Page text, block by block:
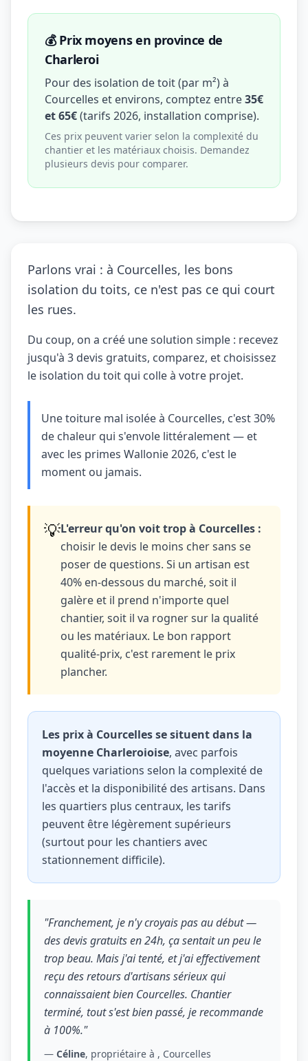
💰 Prix moyens en province de
Charleroi
Pour des isolation de toit (par m²) à
Courcelles et environs, comptez entre35€
et 65€(tarifs 2026, installation comprise).
Ces prix peuvent varier selon la complexité du
chantier et les matériaux choisis. Demandez
plusieurs devis pour comparer.
Parlons vrai : à Courcelles, les bons
isolation du toits, ce n'est pas ce qui court
les rues.
Du coup, on a créé une solution simple : recevez
jusqu'à 3 devis gratuits, comparez, et choisissez
le isolation du toit qui colle à votre projet.
Une toiture mal isolée à Courcelles, c'est 30%
de chaleur qui s'envole littéralement — et
avec les primes Wallonie 2026, c'est le
moment ou jamais.
💡L'erreur qu'on voit trop à Courcelles :
choisir le devis le moins cher sans se
poser de questions. Si un artisan est
40% en-dessous du marché, soit il
galère et il prend n'importe quel
chantier, soit il va rogner sur la qualité
ou les matériaux. Le bon rapport
qualité-prix, c'est rarement le prix
plancher.
Les prix à Courcelles se situent dans la
moyenne Charleroioise, avec parfois
quelques variations selon la complexité de
l'accès et la disponibilité des artisans. Dans
les quartiers plus centraux, les tarifs
peuvent être légèrement supérieurs
(surtout pour les chantiers avec
stationnement difficile).
"Franchement, je n'y croyais pas au début —
des devis gratuits en 24h, ça sentait un peu le
trop beau. Mais j'ai tenté, et j'ai effectivement
reçu des retours d'artisans sérieux qui
connaissaient bien Courcelles. Chantier
terminé, tout s'est bien passé, je recommande
à 100%."
— Céline, propriétaire à , Courcelles